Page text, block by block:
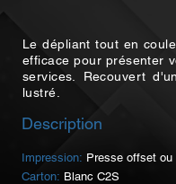
Le dépliant tout en
efficace pour présenter
services. Recouvert
lustré.
Description
Impression: Presse offset ou
Carton: Blanc C2S